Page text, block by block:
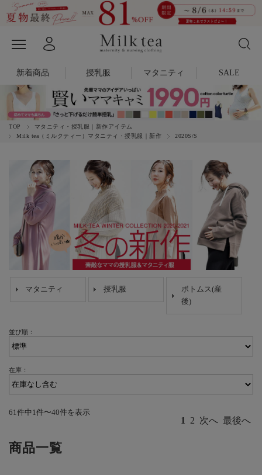
新着商品 授乳服 マタニティ SALE
TOP
マタニティ・授乳服｜新作アイテム
Milk tea（ミルクティー）マタニティ・授乳服｜新作
2020S/S
マタニティ 授乳服
ボトムス(産
後)
並び順：
在庫：
61件中1件〜40件を表示
1 2 次へ 最後へ
商品一覧